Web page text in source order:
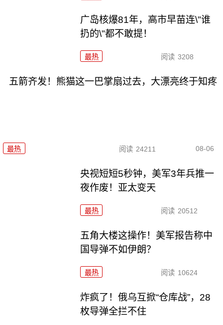
广岛核爆81年，高市早苗连\"谁
扔的\"都不敢提！
最热 阅读 3208
五箭齐发！熊猫这一巴掌扇过去，大漂亮终于知疼
最热 阅读 24211 08-06
央视短短5秒钟，美军3年兵推一
夜作废！亚太变天
最热 阅读 20512
五角大楼这操作！美军报告称中
国导弹不如伊朗？
最热 阅读 10624
炸疯了！俄乌互掀“仓库战”，28
枚导弹全拦不住